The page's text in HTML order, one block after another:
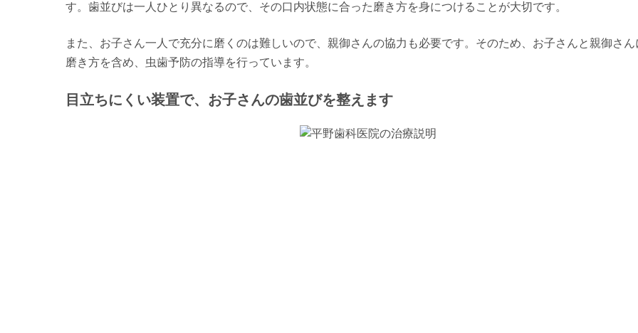
す。歯並びは一人ひとり異なるので、その口内状態に合った磨き方を身につけることが大切です。
また、お子さん一人で充分に磨くのは難しいので、親御さんの協力も必要です。そのため、お子さんと親御さん
磨き方を含め、虫歯予防の指導を行っています。
目立ちにくい装置で、お子さんの歯並びを整えます